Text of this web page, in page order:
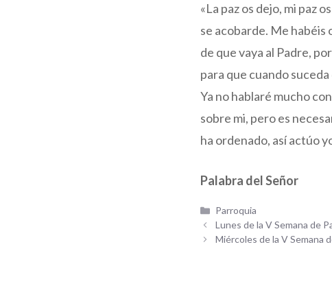
«La paz os dejo, mi paz
se acobarde. Me habéis
de que vaya al Padre,
para que cuando suceda
Ya no hablaré mucho
sobre mi, pero es
ha ordenado, así actúo
Palabra del Señor
Categorías
Parroquia
Lunes de la V Semana de
Miércoles de la V Semana